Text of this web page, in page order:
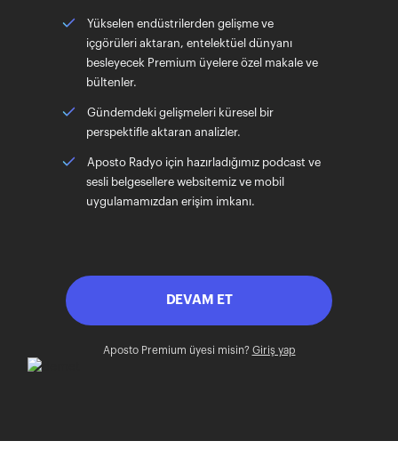
Yükselen endüstrilerden gelişme ve
içgörüleri aktaran, entelektüel dünyanı
besleyecek Premium üyelere özel makale ve
bültenler.
Gündemdeki gelişmeleri küresel bir
perspektifle aktaran analizler.
Aposto Radyo için hazırladığımız podcast ve
sesli belgesellere websitemiz ve mobil
uygulamamızdan erişim imkanı.
DEVAM ET
Aposto Premium üyesi misin? Giriş yap